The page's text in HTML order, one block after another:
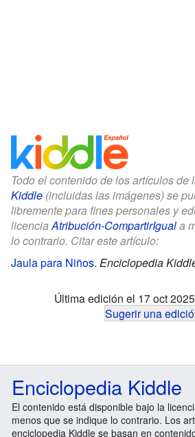
Todo el contenido de los artículos de
Kiddle (incluidas las imágenes) se
libremente para fines personales y
licenciaAtribución-CompartirIguala
lo contrario. Citar este artículo:
Jaula para Niños. Enciclopedia
Última edición el 17 oct
Sugerir una
Enciclopedia Kiddle
El contenido está disponible bajo la
menos que se indique lo contrario. Los
enciclopedia Kiddle se basan en